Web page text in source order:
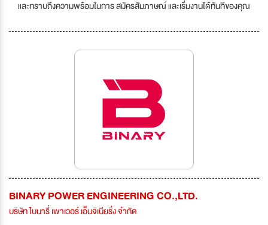
และทราบถึงความพร้อมในการ สมัครสัมภาษณ์ และเริ่มงานได้ทันทีของคุณ
BINARY POWER ENGINEERING CO.,LTD.
บริษัท ไบนารี่ เพาเวอร์ เอ็นจิเนียริ่ง จำกัด